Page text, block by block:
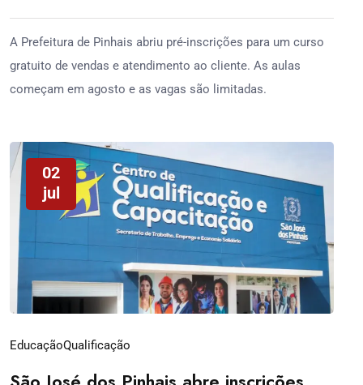
A Prefeitura de Pinhais abriu pré-inscrições para um curso
gratuito de vendas e atendimento ao cliente. As aulas
começam em agosto e as vagas são limitadas.
02
jul
EducaçãoQualificação